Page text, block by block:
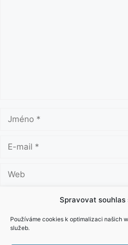
Uložit do prohlížeče jméno,
Spravovat souhlas
Používáme cookies k optimalizaci našich
služeb.